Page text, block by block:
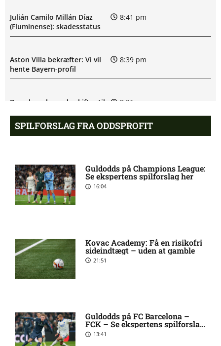
Julián Camilo Millán Díaz
(Fluminense): skadesstatus
8:41 pm
Aston Villa bekræfter: Vi vil
hente Bayern-profil
8:39 pm
Barcelona-legende skifter til
8:36 pm
Liverpool henter Barcelona-
anfører
Tottenham-spiller
Andrew Mikobi Farrell skadet:
Ilay Feingold skadesstatus
hos New England Revolution
7:14 pm
SPILFORSLAG FRA ODDSPROFIT
Guldodds på Champions League:
Se ekspertens spilforslag her
16:04
Kovac Academy: Få en risikofri
sideindtægt – uden at gamble
21:51
Guldodds på FC Barcelona –
FCK – Se ekspertens spilforslag
her13:41